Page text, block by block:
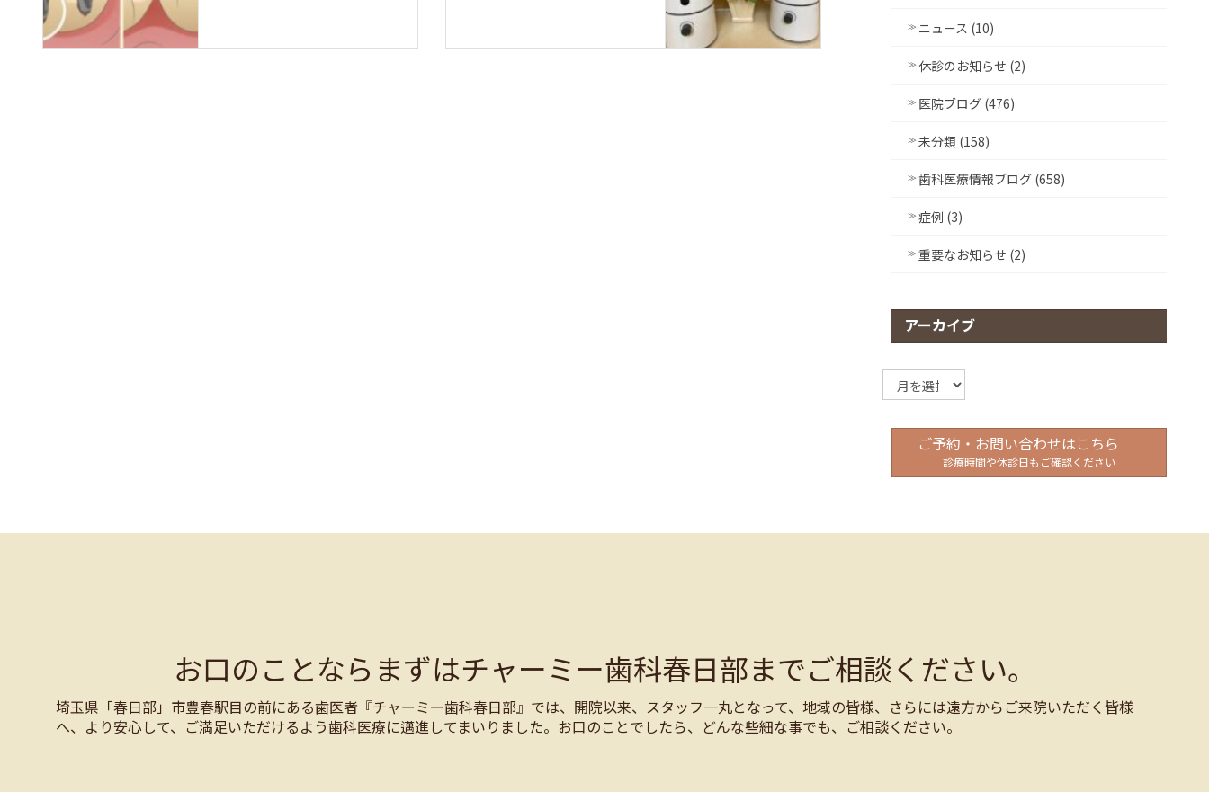
ニュース (10)
休診のお知らせ (2)
医院ブログ (476)
未分類 (158)
歯科医療情報ブログ (658)
症例 (3)
重要なお知らせ (2)
アーカイブ
ア
ー
イ
ご予約・お問い合わせはこちら
診療時間や休診日もご確認ください
お口のことならまずはチャーミー歯科春日部までご相談ください。
埼玉県「春日部」市豊春駅目の前にある歯医者『チャーミー歯科春日部』では、開院以来、スタッフ一丸となって、地域の皆様、さらには遠方からご来院いただく皆様
へ、より安心して、ご満足いただけるよう歯科医療に邁進してまいりました。お口のことでしたら、どんな些細な事でも、ご相談ください。